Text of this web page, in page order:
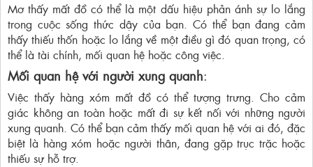
Mơ thấy mất đồ có thể là một dấu hiệu phản ánh sự lo lắng
trong cuộc sống thức dậy của bạn. Có thể bạn đang cảm
thấy thiếu thốn hoặc lo lắng về một điều gì đó quan trọng, có
thể là tài chính, mối quan hệ hoặc công việc.
Mối quan hệ với người xung quanh:
Việc thấy hàng xóm mất đồ có thể tượng trưng. Cho cảm
giác không an toàn hoặc mất đi sự kết nối với những người
xung quanh. Có thể bạn cảm thấy mối quan hệ với ai đó, đặc
biệt là hàng xóm hoặc người thân, đang gặp trục trặc hoặc
thiếu sự hỗ trợ.